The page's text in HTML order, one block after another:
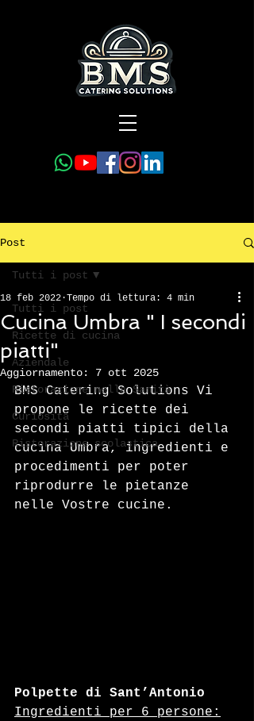
Post
Tutti i post
Ricette di cucina
Aziendale
Ristorazione nella Sanità
Curiosità
Ristorazione scolastica
Tutti i post
Cucina Umbra " I secondi
piatti"
18 feb 2022 Tempo di lettura: 4 min
Aggiornamento: 7 ott 2025
BMS Catering Solutions Vi
propone le ricette dei
secondi piatti tipici della
cucina Umbra, ingredienti e
procedimenti per poter
riprodurre le pietanze
nelle Vostre cucine.
Polpette di Sant’Antonio
Ingredienti per 6 persone: